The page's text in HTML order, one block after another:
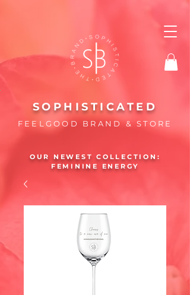
SOPHISTICATED
FEELGOOD BRAND & STORE
OUR NEWEST COLLECTION:
FEMININE ENERGY